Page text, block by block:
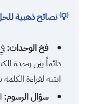
💡 نصائح ذهبية للحل
فخ الوحدات:
دائماً بين وحدة
انتبه لقراءة
سؤال الرسوم: